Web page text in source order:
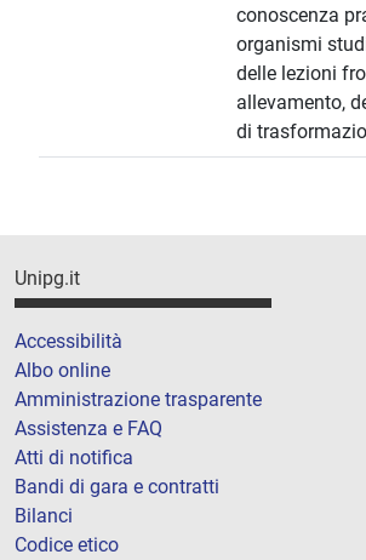
conoscenza
organismi
delle lezioni
allevamento,
di
Unipg.it
Accessibilità
Albo online
Amministrazione trasparente
Assistenza e FAQ
Atti di notifica
Bandi di gara e contratti
Bilanci
Codice etico